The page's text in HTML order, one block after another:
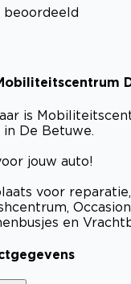
beoordeeld
is
De Betuwe.
jouw auto!
voor
en